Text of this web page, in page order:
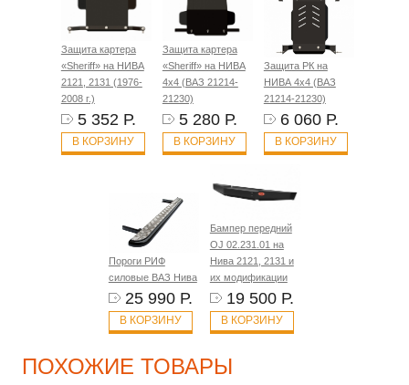
Защита картера
«Sheriff» на НИВА
2121, 2131 (1976-
2008 г.)
5 352 Р.
В КОРЗИНУ
Защита картера
«Sheriff» на НИВА
4x4 (ВАЗ 21214-
21230)
5 280 Р.
В КОРЗИНУ
Защита РК на
НИВА 4x4 (ВАЗ
21214-21230)
6 060 Р.
В КОРЗИНУ
Пороги РИФ
силовые ВАЗ Нива
25 990 Р.
В КОРЗИНУ
Бампер передний
OJ 02.231.01 на
Нива 2121, 2131 и
их модификации
19 500 Р.
В КОРЗИНУ
ПОХОЖИЕ ТОВАРЫ